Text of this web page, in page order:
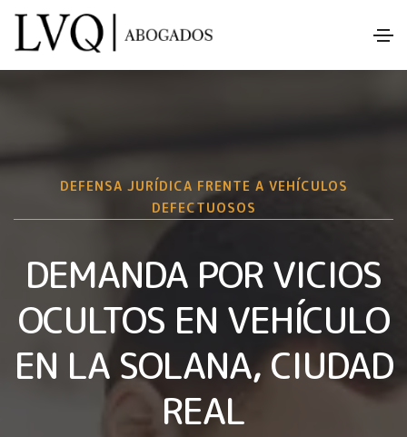
DEFENSA JURÍDICA FRENTE A VEHÍCULOS
DEFECTUOSOS
DEMANDA POR VICIOS
OCULTOS EN VEHÍCULO
EN LA SOLANA, CIUDAD
REAL